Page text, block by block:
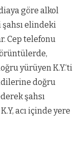
göre alkol
elindeki
Cep telefonu
yürüyen K.Y.‘ti
doğru
şahsı
acı içinde yere